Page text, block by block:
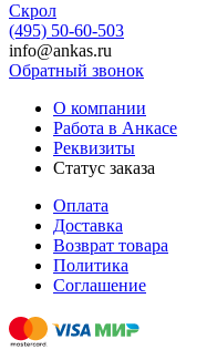
Скрол
(495) 50-60-503
info@ankas.ru
Обратный звонок
О компании
Работа в Анкасе
Реквизиты
Статус заказа
Оплата
Доставка
Возврат товара
Политика
Соглашение